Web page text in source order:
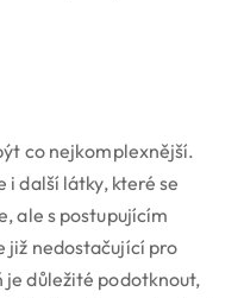
co nejkomplexnější.
i další látky, které se
ale s postupujícím
již nedostačující pro
důležité podotknout,